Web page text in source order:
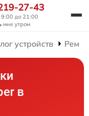
27-43
до 21:00
мне утром
устройств
в